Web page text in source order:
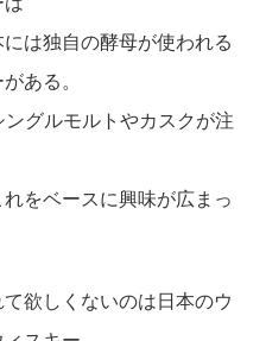
は独自の酵母が使われる
ある。
グルモルトやカスクが注
をベースに興味が広まっ
て欲しくないのは日本のウ